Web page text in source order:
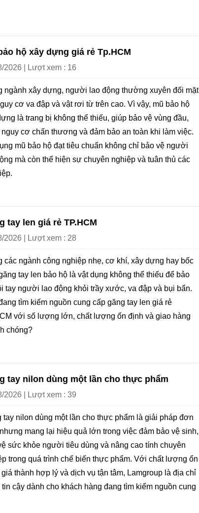
hộ xây dựng giá rẻ Tp.HCM
2026 | Lượt xem : 16
ngành xây dựng, người lao động thường xuyên đối mặt
cơ va đập và vật rơi từ trên cao. Vì vậy, mũ bảo hộ
là trang bị không thể thiếu, giúp bảo vệ vùng đầu,
cơ chấn thương và đảm bảo an toàn khi làm việc.
mũ bảo hộ đạt tiêu chuẩn không chỉ bảo vệ người
mà còn thể hiện sự chuyên nghiệp và tuân thủ các
tay len giá rẻ TP.HCM
2026 | Lượt xem : 28
các ngành công nghiệp nhẹ, cơ khí, xây dựng hay bốc
tay len bảo hộ là vật dụng không thể thiếu để bảo
tay người lao động khỏi trầy xước, va đập và bụi bẩn.
tìm kiếm nguồn cung cấp găng tay len giá rẻ
với số lượng lớn, chất lượng ổn định và giao hàng
chóng?
tay nilon dùng một lần cho thực phẩm
2026 | Lượt xem : 39
tay nilon dùng một lần cho thực phẩm là giải pháp đơn
mang lại hiệu quả lớn trong việc đảm bảo vệ sinh,
sức khỏe người tiêu dùng và nâng cao tính chuyên
trong quá trình chế biến thực phẩm. Với chất lượng ổn
thành hợp lý và dịch vụ tận tâm, Lamgroup là địa chỉ
tin cậy dành cho khách hàng đang tìm kiếm nguồn cung